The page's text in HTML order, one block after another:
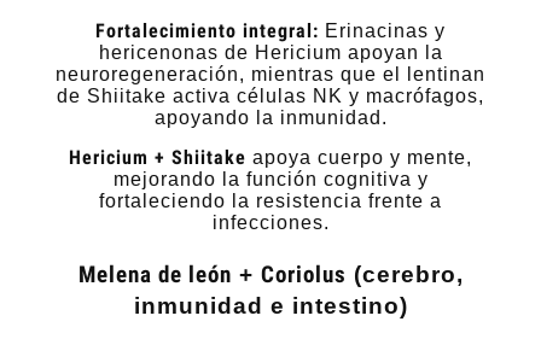
Fortalecimiento integral: Erinacinas y
hericenonas de Hericium apoyan la
neuroregeneración, mientras que el lentinan
de Shiitake activa células NK y macrófagos,
apoyando la inmunidad.
Hericium + Shiitake apoya cuerpo y mente,
mejorando la función cognitiva y
fortaleciendo la resistencia frente a
infecciones.
Melena de león + Coriolus (cerebro,
inmunidad e intestino)